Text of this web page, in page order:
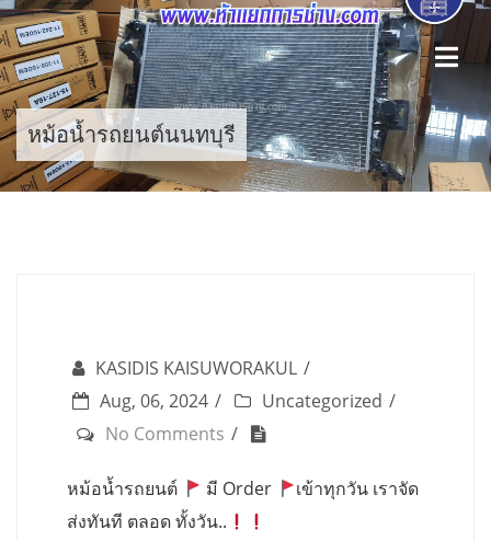
Skip
to
content
หม้อน้ำรถยนต์นนทบุรี
KASIDIS KAISUWORAKUL
Aug, 06, 2024
Uncategorized
No Comments
หม้อน้ำรถยนต์ มี Order
เข้าทุกวัน เราจัด
ส่งทันที ตลอด ทั้งวัน..